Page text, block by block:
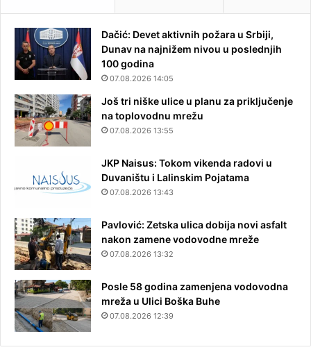
Dačić: Devet aktivnih požara u Srbiji,
Dunav na najnižem nivou u poslednjih
100 godina
07.08.2026 14:05
Još tri niške ulice u planu za priključenje
na toplovodnu mrežu
07.08.2026 13:55
JKP Naisus: Tokom vikenda radovi u
Duvaništu i Lalinskim Pojatama
07.08.2026 13:43
Pavlović: Zetska ulica dobija novi asfalt
nakon zamene vodovodne mreže
07.08.2026 13:32
Posle 58 godina zamenjena vodovodna
mreža u Ulici Boška Buhe
07.08.2026 12:39